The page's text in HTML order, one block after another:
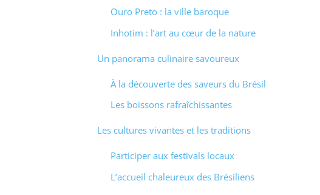
Ouro Preto : la ville baroque
Inhotim : l’art au cœur de la nature
Un panorama culinaire savoureux
À la découverte des saveurs du Brésil
Les boissons rafraîchissantes
Les cultures vivantes et les traditions
Participer aux festivals locaux
L’accueil chaleureux des Brésiliens